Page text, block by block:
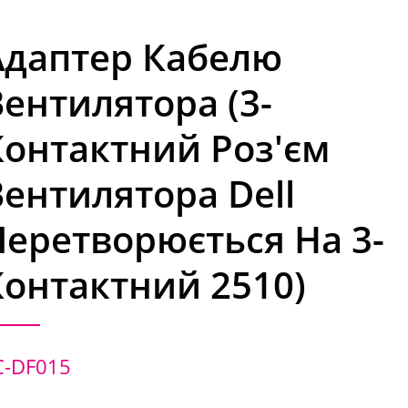
Кабелю
(3-
Роз'єм
Dell
На 3-
2510)
DF015